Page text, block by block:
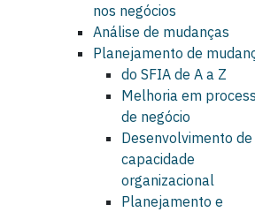
nos negócios
Análise de mudanças
Planejamento de
do SFIA de A a Z
Melhoria em
de negócio
Desenvolvimento de
capacidade
organizacional
Planejamento e